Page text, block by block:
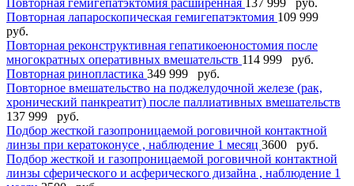
Повторная лапароскопическая гемигепатэктомия 109 999
руб.
Повторная реконструктивная гепатикоеюностомия после
многократных оперативных вмешательств 114 999 руб.
Повторная ринопластика 349 999 руб.
Повторное вмешательство на поджелудочной железе (рак,
хронический панкреатит) после паллиативных вмешательств
137 999 руб.
Подбор жесткой газопроницаемой роговичной контактной
линзы при кератоконусе , наблюдение 1 месяц 3600 руб.
Подбор жесткой и газопроницаемой роговичной контактной
линзы сферического и асферического дизайна , наблюдение 1